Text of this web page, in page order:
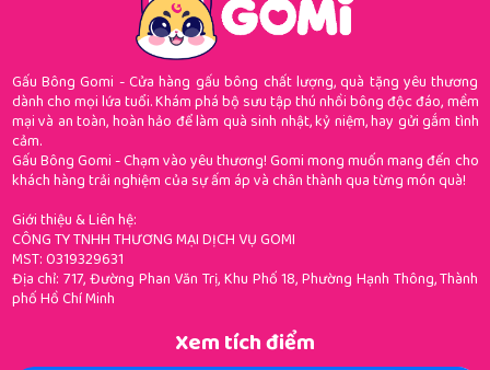
Gấu Bông Gomi - Cửa hàng gấu bông chất lượng, quà tặng yêu thương
dành cho mọi lứa tuổi. Khám phá bộ sưu tập thú nhồi bông độc đáo, mềm
mại và an toàn, hoàn hảo để làm quà sinh nhật, kỷ niệm, hay gửi gắm tình
cảm.
Gấu Bông Gomi - Chạm vào yêu thương! Gomi mong muốn mang đến cho
khách hàng trải nghiệm của sự ấm áp và chân thành qua từng món quà!
Giới thiệu & Liên hệ:
CÔNG TY TNHH THƯƠNG MẠI DỊCH VỤ GOMI
MST: 0319329631
Địa chỉ: 717, Đường Phan Văn Trị, Khu Phố 18, Phường Hạnh Thông, Thành
phố Hồ Chí Minh
Xem tích điểm